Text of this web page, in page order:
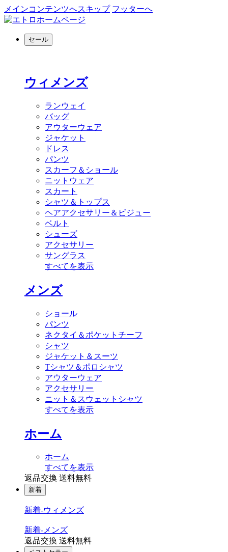
メインコンテンツへスキップ フッターへ
セール
ウィメンズ
ランウェイ
バッグ
アウターウェア
ジャケット
ドレス
パンツ
スカーフ＆ショール
ニットウェア
スカート
シャツ＆トップス
ヘアアクセサリー＆ビジュー
ベルト
シューズ
アクセサリー
サングラス
すべてを表示
メンズ
ショール
パンツ
ネクタイ＆ポケットチーフ
シャツ
ジャケット＆スーツ
Tシャツ＆ポロシャツ
アウターウェア
アクセサリー
ニット＆スウェットシャツ
すべてを表示
ホーム
ホーム
すべてを表示
返品交換 送料無料
新着
新着-ウィメンズ
新着-メンズ
返品交換 送料無料